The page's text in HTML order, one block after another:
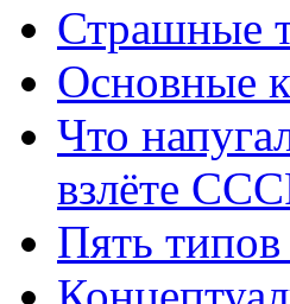
Страшные
Основные
Что
взлёте
Пять